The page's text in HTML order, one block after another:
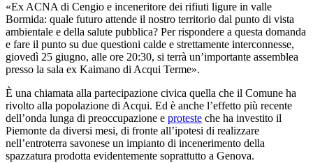
«Ex ACNA di Cengio e inceneritore dei rifiuti ligure in valle
Bormida: quale futuro attende il nostro territorio dal punto di vista
ambientale e della salute pubblica? Per rispondere a questa domanda
e fare il punto su due questioni calde e strettamente interconnesse,
giovedì 25 giugno, alle ore 20:30, si terrà un’importante assemblea
presso la sala ex Kaimano di Acqui Terme».
È una chiamata alla partecipazione civica quella che il Comune ha
rivolto alla popolazione di Acqui. Ed è anche l’effetto più recente
dell’onda lunga di preoccupazione e proteste che ha investito il
Piemonte da diversi mesi, di fronte all’ipotesi di realizzare
nell’entroterra savonese un impianto di incenerimento della
spazzatura prodotta evidentemente soprattutto a Genova.